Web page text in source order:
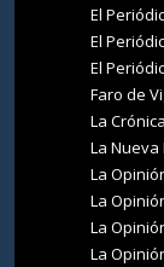
El
El
El
Faro de
La
La Nueva
La
La
La
La